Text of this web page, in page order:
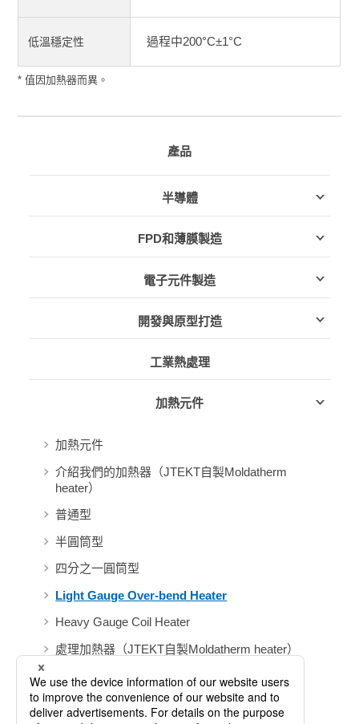
低溫穩定性 過程中200°C±1°C
* 值因加熱器而異。
產品
半導體
FPD和薄膜製造
電子元件製造
開發與原型打造
工業熱處理
加熱元件
加熱元件
介紹我們的加熱器（JTEKT自製Moldatherm
heater）
普通型
半圓筒型
四分之一圓筒型
Light Gauge Over-bend Heater
Heavy Gauge Coil Heater
處理加熱器（JTEKT自製Moldatherm heater）